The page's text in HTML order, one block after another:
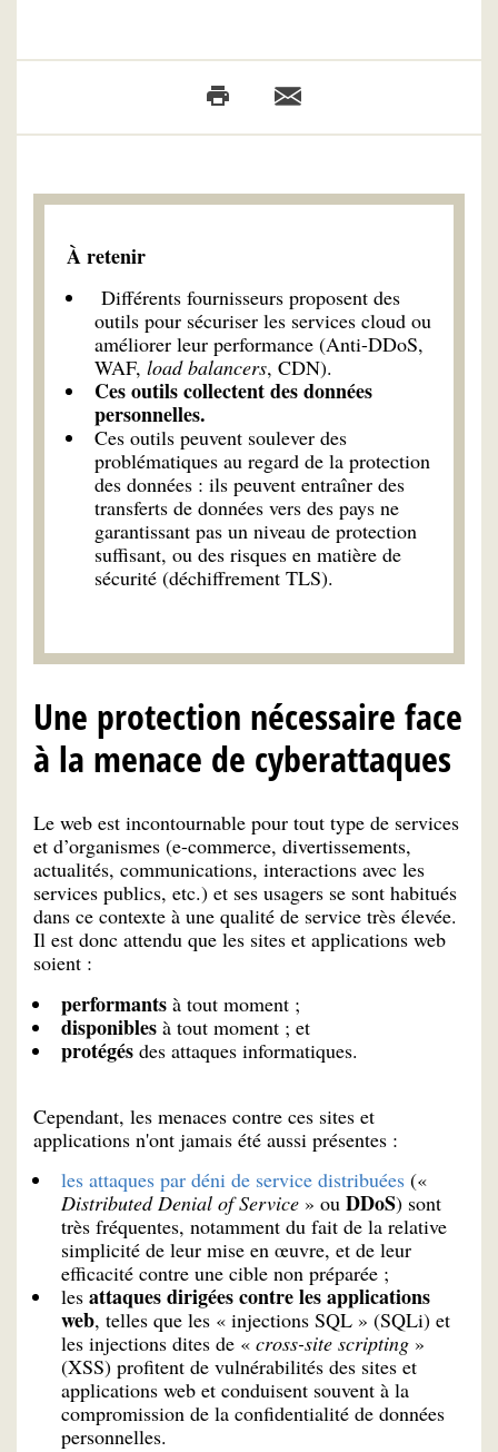
À retenir
Différents fournisseurs proposent des
outils pour sécuriser les services cloud ou
améliorer leur performance (Anti-DDoS,
WAF, load balancers, CDN).
Ces outils collectent des données
personnelles.
Ces outils peuvent soulever des
problématiques au regard de la protection
des données : ils peuvent entraîner des
transferts de données vers des pays ne
garantissant pas un niveau de protection
suffisant, ou des risques en matière de
sécurité (déchiffrement TLS).
Une protection nécessaire face
à la menace de cyberattaques
Le web est incontournable pour tout type de services
et d’organismes (e-commerce, divertissements,
actualités, communications, interactions avec les
services publics, etc.) et ses usagers se sont habitués
dans ce contexte à une qualité de service très élevée.
Il est donc attendu que les sites et applications web
soient :
performants à tout moment ;
disponibles à tout moment ; et
protégés des attaques informatiques.
Cependant, les menaces contre ces sites et
applications n'ont jamais été aussi présentes :
les attaques par déni de service distribuées («
Distributed Denial of Service » ou DDoS) sont
très fréquentes, notamment du fait de la relative
simplicité de leur mise en œuvre, et de leur
efficacité contre une cible non préparée ;
les attaques dirigées contre les applications
web, telles que les « injections SQL » (SQLi) et
les injections dites de « cross-site scripting »
(XSS) profitent de vulnérabilités des sites et
applications web et conduisent souvent à la
compromission de la confidentialité de données
personnelles.